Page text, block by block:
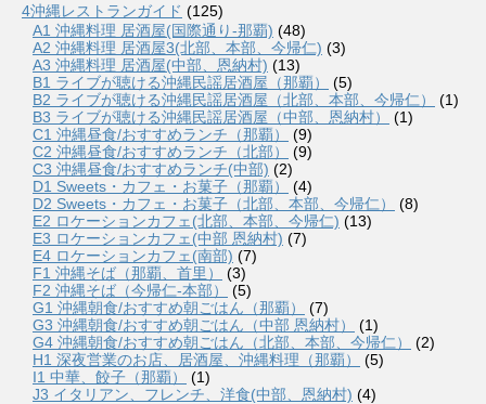
4沖縄レストランガイド (125)
A1 沖縄料理 居酒屋(国際通り-那覇) (48)
A2 沖縄料理 居酒屋3(北部、本部、今帰仁) (3)
A3 沖縄料理 居酒屋(中部、恩納村) (13)
B1 ライブが聴ける沖縄民謡居酒屋（那覇）
(5)
B2 ライブが聴ける沖縄民謡居酒屋（北部、本部、今帰仁）
(1)
B3 ライブが聴ける沖縄民謡居酒屋（中部、恩納村）
(1)
C1 沖縄昼食/おすすめランチ（那覇）
(9)
C2 沖縄昼食/おすすめランチ（北部）
(9)
C3 沖縄昼食/おすすめランチ(中部) (2)
D1 Sweets・カフェ・お菓子（那覇）
(4)
D2 Sweets・カフェ・お菓子（北部、本部、今帰仁）
(8)
E2 ロケーションカフェ(北部、本部、今帰仁) (13)
E3 ロケーションカフェ(中部 恩納村) (7)
E4 ロケーションカフェ(南部) (7)
F1 沖縄そば（那覇、首里）
(3)
F2 沖縄そば（今帰仁-本部）
(5)
G1 沖縄朝食/おすすめ朝ごはん（那覇）
(7)
G3 沖縄朝食/おすすめ朝ごはん（中部 恩納村）
(1)
G4 沖縄朝食/おすすめ朝ごはん（北部、本部、今帰仁）
(2)
H1 深夜営業のお店、居酒屋、沖縄料理（那覇）
(5)
I1 中華、餃子（那覇）
(1)
J3 イタリアン、フレンチ、洋食(中部、恩納村) (4)